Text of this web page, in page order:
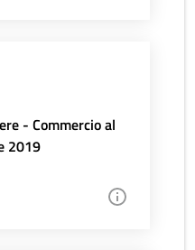
- Commercio al
2019